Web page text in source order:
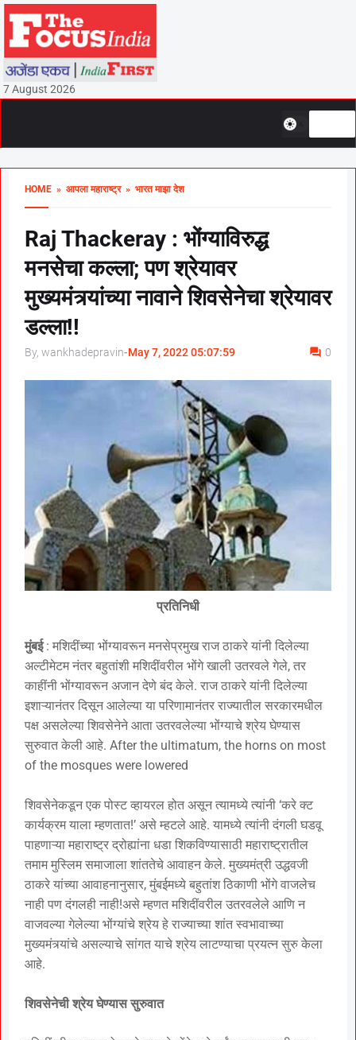
7 August 2026
HOME » आपला महाराष्ट्र» भारत माझा देश
Raj Thackeray : भोंग्याविरुद्ध
मनसेचा कल्ला; पण श्रेयावर
मुख्यमंत्र्यांच्या नावाने शिवसेनेचा श्रेयावर
डल्ला!!
By, wankhadepravin-May 7, 2022 05:07:59 0
प्रतिनिधी
मुंबई: मशिदींच्या भोंग्यावरून मनसेप्रमुख राज ठाकरे यांनी दिलेल्या
अल्टीमेटम नंतर बहुतांशी मशिदींवरील भोंगे खाली उतरवले गेले, तर
काहींनी भोंग्यावरून अजान देणे बंद केले. राज ठाकरे यांनी दिलेल्या
इशाऱ्यानंतर दिसून आलेल्या या परिणामानंतर राज्यातील सरकारमधील
पक्ष असलेल्या शिवसेनेने आता उतरवलेल्या भोंग्याचे श्रेय घेण्यास
सुरुवात केली आहे. After the ultimatum, the horns on most
of the mosques were lowered
शिवसेनेकडून एक पोस्ट व्हायरल होत असून त्यामध्ये त्यांनी ‘करे क्ट
कार्यक्रम याला म्हणतात!’ असे म्हटले आहे. यामध्ये त्यांनी दंगली घडवू
पाहणाऱ्या महाराष्ट्र द्रोह्यांना धडा शिकविण्यासाठी महाराष्ट्रातील
तमाम मुस्लिम समाजाला शांततेचे आवाहन केले. मुख्यमंत्री उद्धवजी
ठाकरे यांच्या आवाहनानुसार, मुंबईमध्ये बहुतांश ठिकाणी भोंगे वाजलेच
नाही पण दंगलही नाही!असे म्हणत मशिदींवरील उतरवलेले आणि न
वाजवल्या गेलेल्या भोंग्यांचे श्रेय हे राज्याच्या शांत स्वभावाच्या
मुख्यमंत्र्यांचे असल्याचे सांगत याचे श्रेय लाटण्याचा प्रयत्न सुरु केला
आहे.
शिवसेनेची श्रेय घेण्यास सुरुवात